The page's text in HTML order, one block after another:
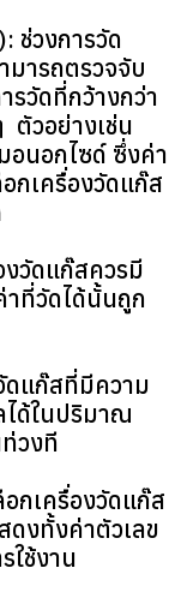
ช่วงการวัด
ารถตรวจจับ
รวัดที่กว้างกว่า
ตัวอย่างเช่น
อนอกไซด์ ซึ่งค่า
กเครื่องวัดแก๊ส
วัดแก๊สควรมี
าที่วัดได้นั้นถูก
ดแก๊สที่มีความ
ได้ในปริมาณ
วงที
กเครื่องวัดแก๊ส
งทั้งค่าตัวเลข
ใช้งาน